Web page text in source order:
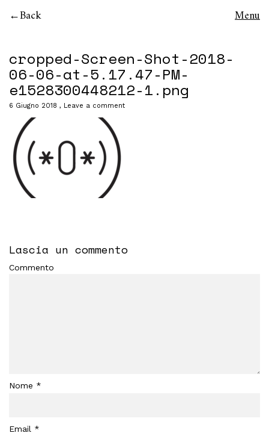
Back Menu
cropped-Screen-Shot-2018-
06-06-at-5.17.47-PM-
e1528300448212-1.png
6 Giugno 2018 Leave a comment
Lascia un commento
Commento
Nome *
Email *